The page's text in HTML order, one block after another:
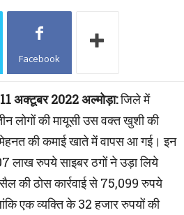
Facebook
2022 अल्मोड़ा:जिले में
लोगों की मायूसी उस वक्त खुशी की
की कमाई खाते में वापस आ गई। इन
लाख रुपये साइबर ठगों ने उड़ा लिये
की ठोस कार्रवाई से 75,099 रुपये
एक व्यक्ति के 32 हजार रुपयों की